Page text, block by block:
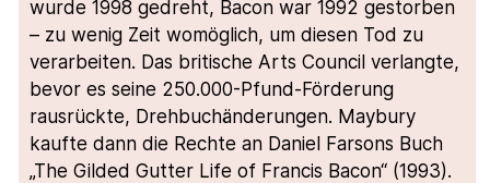
wurde 1998 gedreht, Bacon war 1992 gestorben
– zu wenig Zeit womöglich, um diesen Tod zu
verarbeiten. Das britische Arts Council verlangte,
bevor es seine 250.000-Pfund-Förderung
rausrückte, Drehbuchänderungen. Maybury
kaufte dann die Rechte an Daniel Farsons Buch
„The Gilded Gutter Life of Francis Bacon“ (1993).